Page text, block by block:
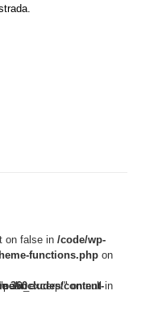
on false in /code/wp-
functions.php on
on false in
theme-functions.php
on null in
360